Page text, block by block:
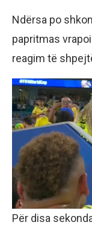
Ndërsa po
papritmas
reagim të
Për disa